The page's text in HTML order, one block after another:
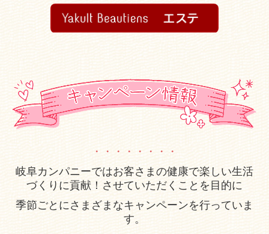
・・・・・・・・
岐阜カンパニーではお客さまの健康で楽しい生活
づくりに貢献！ させていただくことを目的に
季節ごとにさまざまなキャンペーンを行っていま
す。